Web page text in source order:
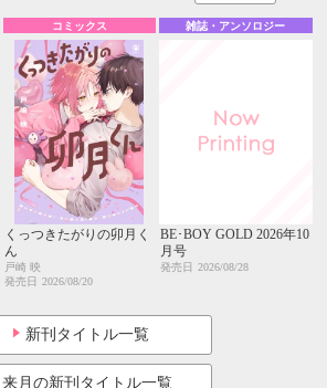
コミックス
くっつきたがりの卯月く
ん
戸崎 映
発売日
2026/08/20
雑誌・アンソロジー
BE･BOY GOLD 2026年10
月号
発売日 2026/08/28
新刊タイトル一覧
来月の新刊タイトル一覧